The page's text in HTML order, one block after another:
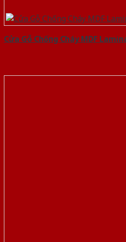
Cửa Gỗ Chống Cháy MDF